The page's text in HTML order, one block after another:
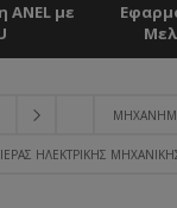
με
ΗΛΕΚΤΡΙΚΉΣ